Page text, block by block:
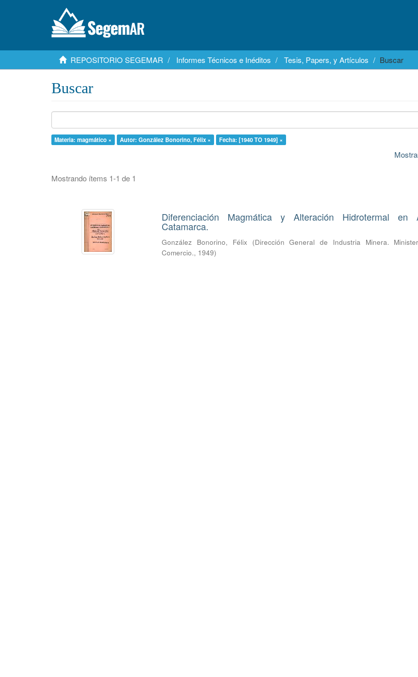
REPOSITORIO SEGEMAR Informes Técnicos e Inéditos Tesis, Papers, y Artículos Buscar
Buscar
Materia: magmático × Autor: González Bonorino, Félix × Fecha: [1940 TO 1949] ×
Mostrando ítems 1-1 de 1
Diferenciación Magmática y Alteración Hidrotermal en
Catamarca.
González Bonorino, Félix (Dirección General de Industria Minera.
Comercio., 1949)